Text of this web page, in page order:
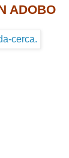
ADOBO